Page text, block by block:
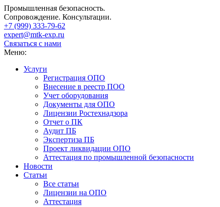
Промышленная безопасность.
Сопровождение. Консультации.
+7 (999) 333-79-62
expert@mtk-exp.ru
Связаться с нами
Меню:
Услуги
Регистрация ОПО
Внесение в реестр ПОО
Учет оборудования
Документы для ОПО
Лицензии Ростехнадзора
Отчет о ПК
Аудит ПБ
Экспертиза ПБ
Проект ликвидации ОПО
Аттестация по промышленной безопасности
Новости
Статьи
Все статьи
Лицензии на ОПО
Аттестация